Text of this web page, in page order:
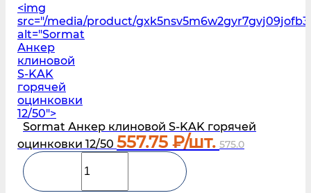
<img
src="/media/product/
alt="Sormat
Анкер
клиновой
S‑KAK
горячей
оцинковки
12/50">
Sormat Анкер клиновой S‑KAK горячей
оцинковки 12/50 557.75 ₽/шт. 575.0